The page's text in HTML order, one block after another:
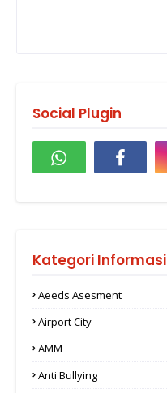
Social Plugin
Kategori Informasi
Aeeds Asesment
Airport City
AMM
Anti Bullying